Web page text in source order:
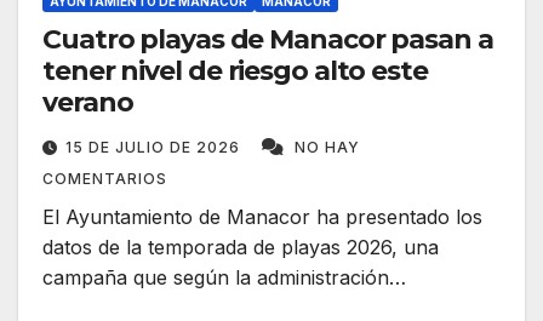
Cuatro playas de Manacor pasan a
tener nivel de riesgo alto este
verano
15 DE JULIO DE 2026
NO HAY
COMENTARIOS
El Ayuntamiento de Manacor ha presentado los
datos de la temporada de playas 2026, una
campaña que según la administración…